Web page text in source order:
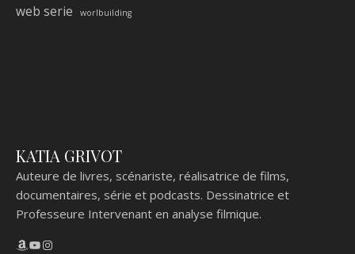
web serie
worlbuilding
KATIA GRIVOT
Auteure de livres, scénariste, réalisatrice de films,
documentaires, série et podcasts. Dessinatrice et
Professeure Intervenant en analyse filmique.
Amazon
YouTube
Instagram